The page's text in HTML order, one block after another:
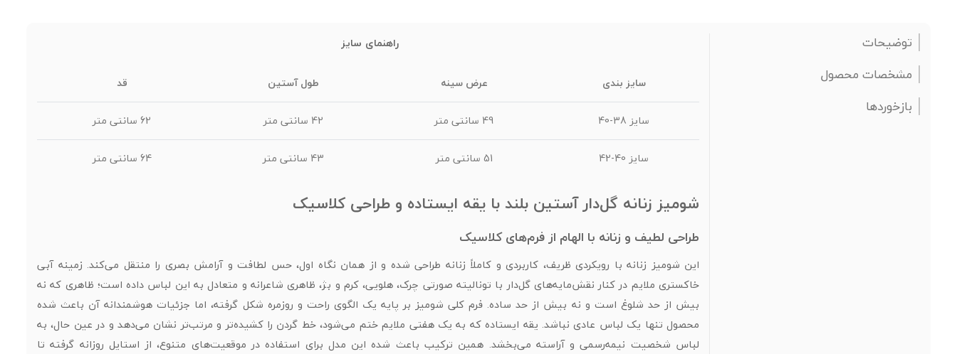
توضیحات
مشخصات محصول
بازخوردها
راهنمای سایز
سایز بندی عرض سینه طول آستین قد
سایز 38-40 49 سانتی متر 42 سانتی متر 62 سانتی متر
سایز 40-42 51 سانتی متر 43 سانتی متر 64 سانتی متر
شومیز زنانه گل‌دار آستین بلند با یقه ایستاده و طراحی کلاسیک
طراحی لطیف و زنانه با الهام از فرم‌های کلاسیک
این شومیز زنانه با رویکردی ظریف، کاربردی و کاملاً زنانه طراحی شده و از همان نگاه اول، حس لطافت و آرامش بصری را منتقل می‌کند. زمینه آبی
خاکستری ملایم در کنار نقش‌مایه‌های گل‌دار با تونالیته صورتی چرک، هلویی، کرم و بژ، ظاهری شاعرانه و متعادل به این لباس داده است؛ ظاهری که نه
بیش از حد شلوغ است و نه بیش از حد ساده. فرم کلی شومیز بر پایه یک الگوی راحت و روزمره شکل گرفته، اما جزئیات هوشمندانه آن باعث شده
محصول تنها یک لباس عادی نباشد. یقه ایستاده که به یک هفتی ملایم ختم می‌شود، خط گردن را کشیده‌تر و مرتب‌تر نشان می‌دهد و در عین حال، به
لباس شخصیت نیمه‌رسمی و آراسته می‌بخشد. همین ترکیب باعث شده این مدل برای استفاده در موقعیت‌های متنوع، از استایل روزانه گرفته تا